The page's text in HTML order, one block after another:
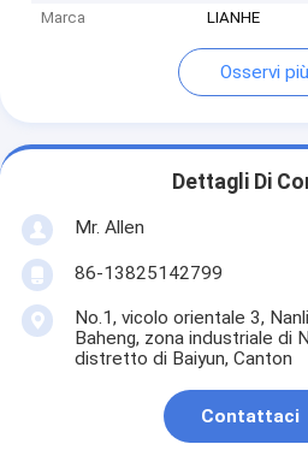
Marca
LIANHE
Osservi più
Dettagli Di
Mr. Allen
86-13825142799
No.1, vicolo orientale 3,
Baheng, zona industriale di
distretto di Baiyun, Canton
Contattaci